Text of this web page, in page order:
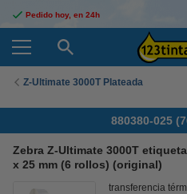
Pedido hoy, en 24h
Z-Ultimate 3000T Plateada
880380-025
Zebra Z-Ultimate 3000T
x 25 mm (6 rollos) (original)
transferencia